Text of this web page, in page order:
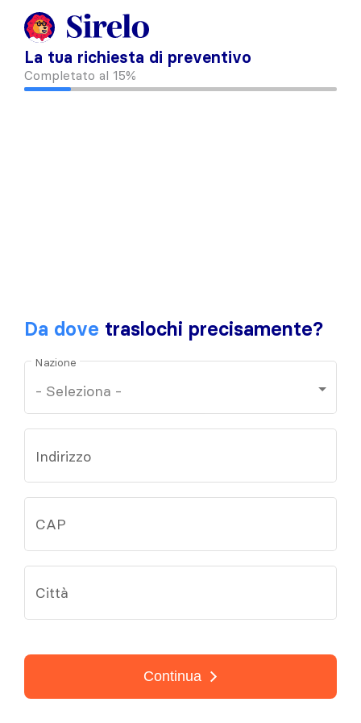
La tua richiesta di preventivo
Completato al 15%
Da dove traslochi precisamente?
Nazione
Indirizzo
CAP
Città
Continua